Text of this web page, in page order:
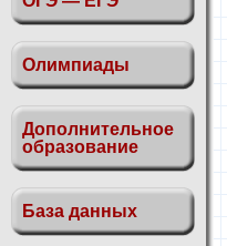
Олимпиады
Дополнительное
образование
База данных